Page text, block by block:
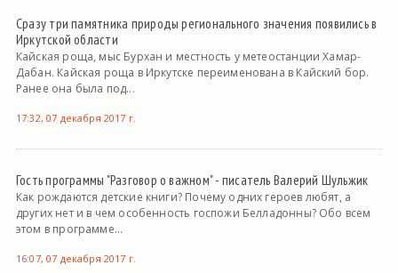
Сразу три памятника природы регионального значения появились в
Иркутской области
Кайская роща, мыс Бурхан и местность у метеостанции Хамар-
Дабан. Кайская роща в Иркутске переименована в Кайский бор.
Ранее она была под...
17:32, 07 декабря 2017 г.
Гость программы "Разговор о важном" - писатель Валерий Шульжик
Как рождаются детские книги? Почему одних героев любят, а
других нет и в чем особенность госпожи Белладонны? Обо всем
этом в программе...
16:07, 07 декабря 2017 г.